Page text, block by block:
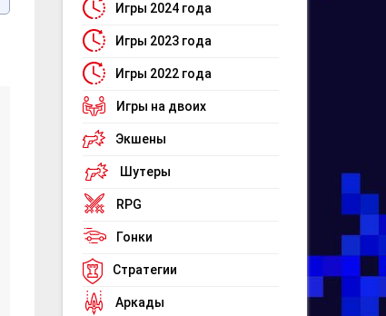
Игры 2024 года
Игры 2023 года
Игры 2022 года
Игры на двоих
Экшены
Шутеры
RPG
Гонки
Стратегии
Аркады